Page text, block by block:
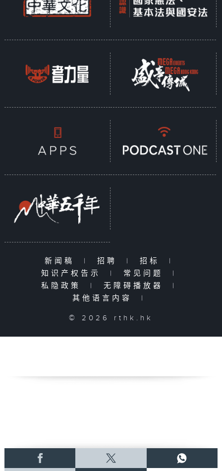
新闻稿 | 招聘 | 招标
|
知识产权告示
| 常见问题
|
私隐政策
| 无障碍播放器
|
其他语言内容
|
© 2026 rthk.hk